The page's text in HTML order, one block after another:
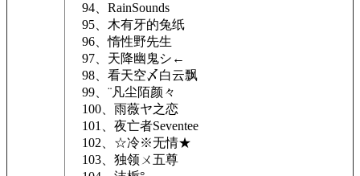
94、RainSounds
95、木有牙的兔纸
96、惰性野先生
97、天降幽鬼シ←
98、看天空〆白云飘
99、¨凡尘陌颜々
100、雨薇ヤ之恋
101、夜亡者Seventee
102、☆冷※无情★
103、独领ㄨ五尊